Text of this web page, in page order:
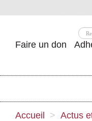
Faire un don
Accueil > Actus